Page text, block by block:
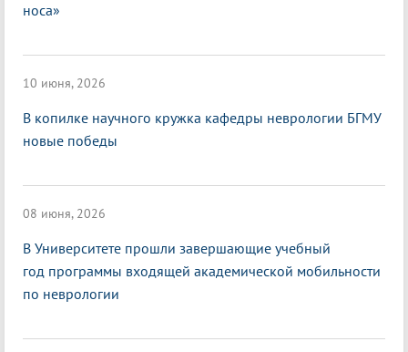
носа»
10 июня, 2026
В копилке научного кружка кафедры неврологии БГМУ
новые победы
08 июня, 2026
В Университете прошли завершающие учебный
год программы входящей академической мобильности
по неврологии